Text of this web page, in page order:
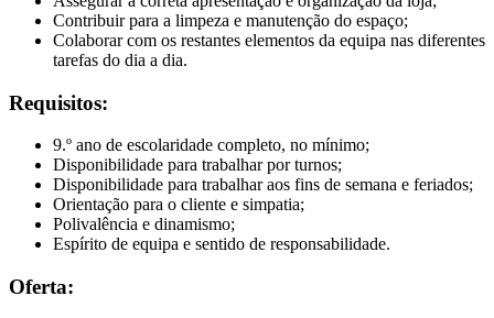
Contribuir para a limpeza e manutenção do espaço;
Colaborar com os restantes elementos da equipa nas diferentes
tarefas do dia a dia.
Requisitos:
9.º ano de escolaridade completo, no mínimo;
Disponibilidade para trabalhar por turnos;
Disponibilidade para trabalhar aos fins de semana e feriados;
Orientação para o cliente e simpatia;
Polivalência e dinamismo;
Espírito de equipa e sentido de responsabilidade.
Oferta: